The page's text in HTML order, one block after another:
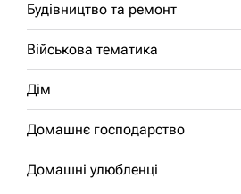
Будівництво та ремонт
Військова тематика
Дім
Домашнє господарство
Домашні улюбленці